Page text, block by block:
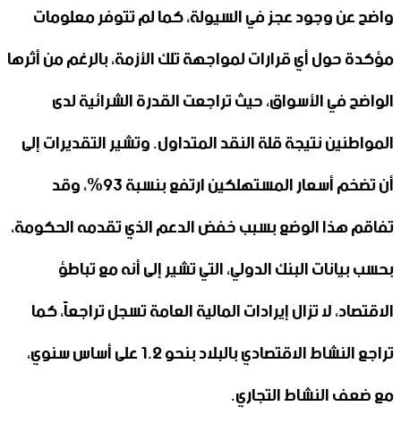
واضح عن وجود عجز في السيولة، كما لم تتوفر معلومات
مؤكدة حول أي قرارات لمواجهة تلك الأزمة، بالرغم من أثرها
الواضح في الأسواق، حيث تراجعت القدرة الشرائية لدى
المواطنين نتيجة قلة النقد المتداول. وتشير التقديرات إلى
أن تضخم أسعار المستهلكين ارتفع بنسبة 93%، وقد
تفاقم هذا الوضع بسبب خفض الدعم الذي تقدمه الحكومة،
بحسب بيانات البنك الدولي، التي تشير إلى أنه مع تباطؤ
الاقتصاد، لا تزال إيرادات المالية العامة تسجل تراجعاً، كما
تراجع النشاط الاقتصادي بالبلاد بنحو 1.2 على أساس سنوي،
مع ضعف النشاط التجاري.